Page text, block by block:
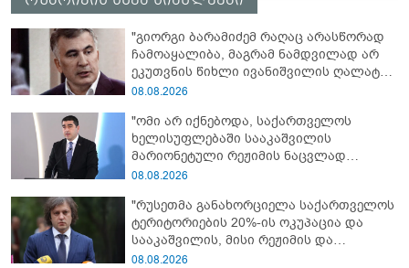
"გიორგი ბარამიძემ რაღაც არასწორად
ჩამოაყალიბა, მაგრამ ნამდვილად არ
ეკუთვნის წიხლი ივანიშვილის ღალატზე
დაფუძნებული დიქტატურის
მსმენია ქართველების მიერ ტყვეების
დახვრეტაზე"
08.08.2026
"ომი არ იქნებოდა, საქართველოს
ხელისუფლებაში სააკაშვილის
მარიონეტული რეჟიმის ნაცვლად
„ქართული ოცნების“ მსგავსი
2008 წლის ომი თუ არ იქნებოდა, დიდი
ალბათობით, არც უკრაინის ომი
იქნებოდა"
08.08.2026
"რუსეთმა განახორციელა საქართველოს
ტერიტორიების 20%-ის ოკუპაცია და
სააკაშვილის, მისი რეჟიმის და
„ნაცმოძრაობის“ ღალატი ვერანაირად
08.08.2026